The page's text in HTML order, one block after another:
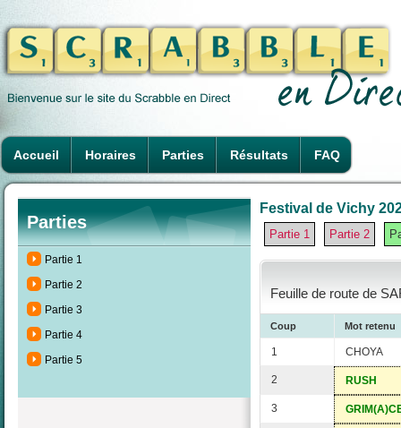
Accueil Horaires Parties Résultats FAQ
Parties
Partie 1
Partie 2
Partie 3
Partie 4
Partie 5
Festival de Vichy
Partie 1 Partie 2
Feuille de route de
Coup Mot retenu
1 CHOYA
2 RUSH
3